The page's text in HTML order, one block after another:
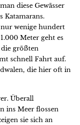
diese Gewässer
Katamarans.
wenige hundert
Meter geht es
größten
schnell Fahrt auf.
die hier oft in
Überall
ins Meer flossen
sie sich an